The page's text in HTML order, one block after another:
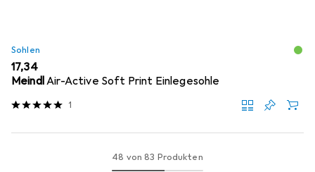
Sohlen
EUR
17,34
MeindlAir-Active Soft Print Einlegesohle
1
48 von 83 Produkten